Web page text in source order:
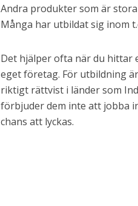
Andra produkter som är
Många har utbildat sig inom
Det hjälper ofta när du hittar
eget företag. För utbildning
riktigt rättvist i länder som
förbjuder dem inte att jobba
chans att lyckas.